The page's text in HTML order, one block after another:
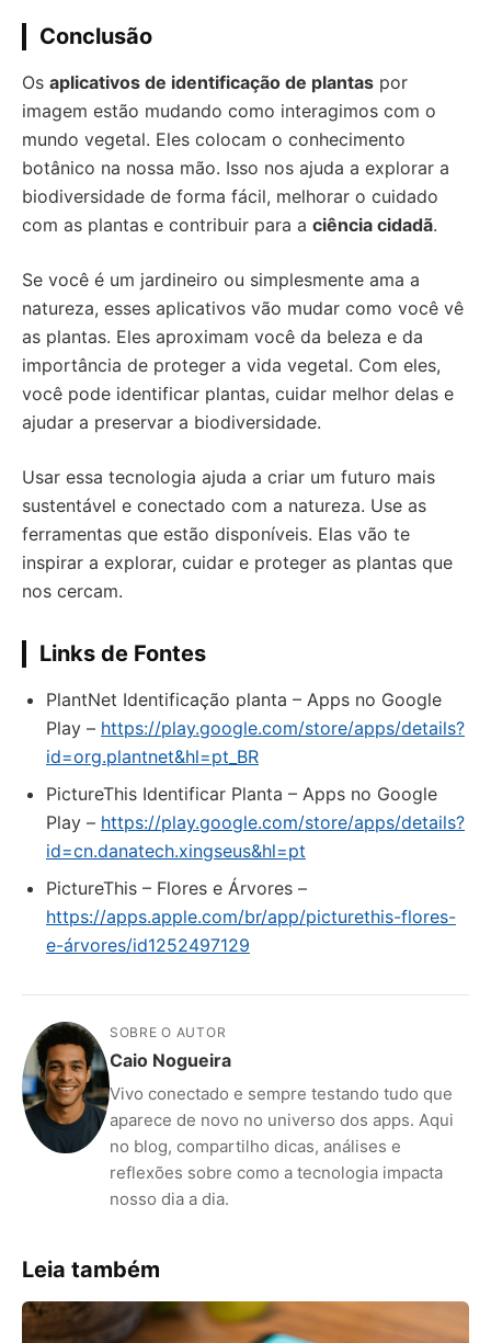
Conclusão
Os aplicativos de identificação de plantas por
imagem estão mudando como interagimos com o
mundo vegetal. Eles colocam o conhecimento
botânico na nossa mão. Isso nos ajuda a explorar a
biodiversidade de forma fácil, melhorar o cuidado
com as plantas e contribuir para a ciência cidadã.
Se você é um jardineiro ou simplesmente ama a
natureza, esses aplicativos vão mudar como você vê
as plantas. Eles aproximam você da beleza e da
importância de proteger a vida vegetal. Com eles,
você pode identificar plantas, cuidar melhor delas e
ajudar a preservar a biodiversidade.
Usar essa tecnologia ajuda a criar um futuro mais
sustentável e conectado com a natureza. Use as
ferramentas que estão disponíveis. Elas vão te
inspirar a explorar, cuidar e proteger as plantas que
nos cercam.
Links de Fontes
PlantNet Identificação planta – Apps no Google
Play – https://play.google.com/store/apps/details?
id=org.plantnet&hl=pt_BR
PictureThis Identificar Planta – Apps no Google
Play – https://play.google.com/store/apps/details?
id=cn.danatech.xingseus&hl=pt
‎PictureThis – Flores e Árvores –
https://apps.apple.com/br/app/picturethis-flores-
e-árvores/id1252497129
SOBRE O AUTOR
Caio Nogueira
Vivo conectado e sempre testando tudo que
aparece de novo no universo dos apps. Aqui
no blog, compartilho dicas, análises e
reflexões sobre como a tecnologia impacta
nosso dia a dia.
Leia também